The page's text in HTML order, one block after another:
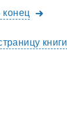
конец
книги